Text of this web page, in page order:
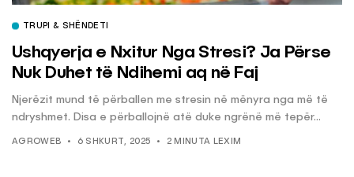
TRUPI & SHËNDETI
Ushqyerja e Nxitur Nga Stresi? Ja Përse
Nuk Duhet të Ndihemi aq në Faj
Njerëzit mund të përballen me stresin në mënyra nga më të
ndryshmet. Disa e përballojnë atë duke ngrënë më tepër...
AGROWEB 6 SHKURT, 2025 2 MINUTA LEXIM